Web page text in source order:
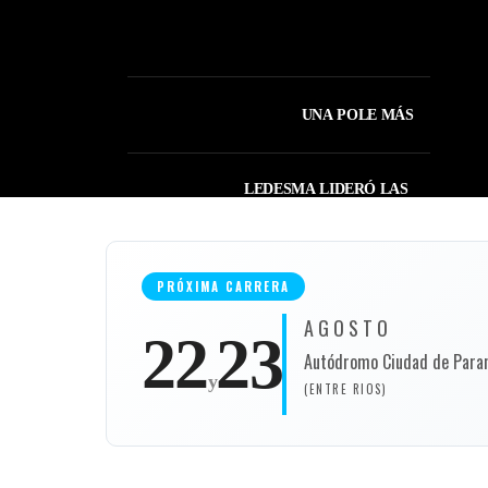
UNA POLE MÁS
UNA POLE MÁS
LEDESMA LIDERÓ LAS
“Siempre pienso en dejar
el automovilismo, es muy
ingrato desde todo punto
de vista. Como contracara,
nos apasiona mucho y
estamos presos de nuestra
FINAL DE PELÍCULA
PRÓXIMA CARRERA
22y23 AGOSTO
Autódromo Ciudad de
(ENTRE RIOS)